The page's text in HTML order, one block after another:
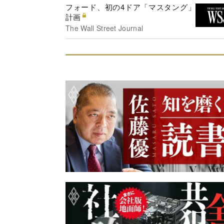
フォード、初の4ドア「マスタング」
計画
The Wall Street Journal